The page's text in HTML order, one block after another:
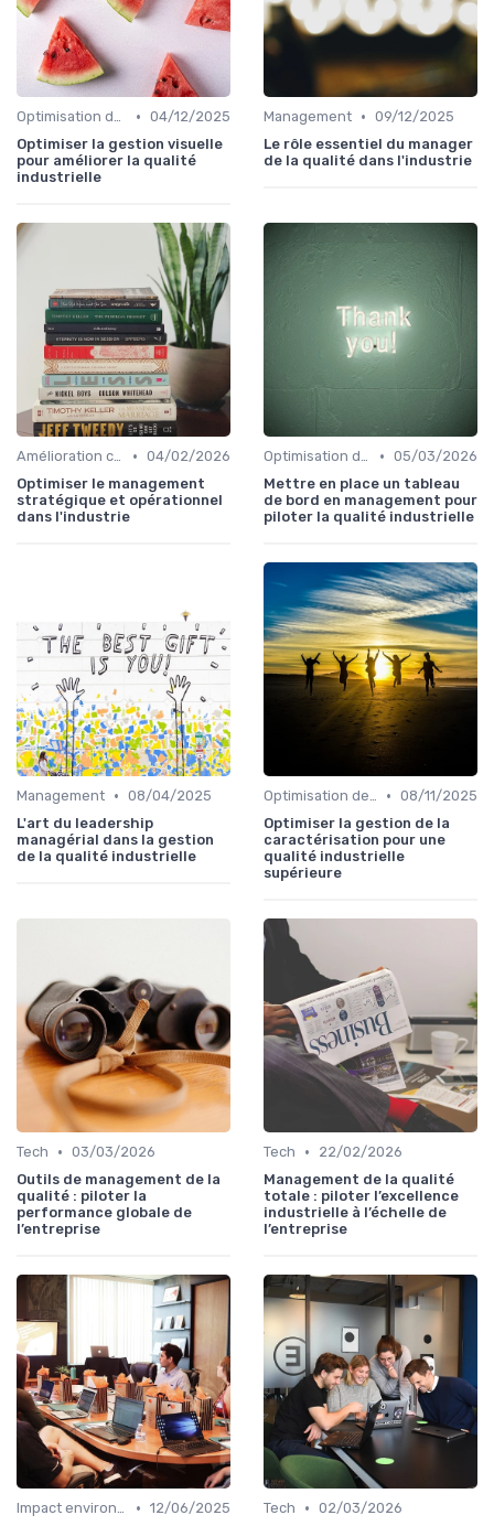
Optimisation des processus • 04/12/2025
Optimiser la gestion visuelle
pour améliorer la qualité
industrielle
Management • 09/12/2025
Le rôle essentiel du manager
de la qualité dans l'industrie
Amélioration continue • 04/02/2026
Optimiser le management
stratégique et opérationnel
dans l'industrie
Optimisation des processus • 05/03/2026
Mettre en place un tableau
de bord en management pour
piloter la qualité industrielle
Management • 08/04/2025
L'art du leadership
managérial dans la gestion
de la qualité industrielle
Optimisation des processus • 08/11/2025
Optimiser la gestion de la
caractérisation pour une
qualité industrielle
supérieure
Tech • 03/03/2026
Outils de management de la
qualité : piloter la
performance globale de
l’entreprise
Tech •
22/02/2026
Management de la qualité
totale : piloter l’excellence
industrielle à l’échelle de
l’entreprise
Impact environnemental • 12/06/2025
Tech • 02/03/2026